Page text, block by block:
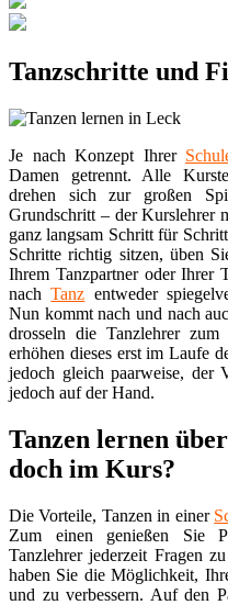
Tanzschritte und
Je nach Konzept Ihrer
Damen getrennt. Alle
drehen sich zur großen
Grundschritt – der Kurslehrer
ganz langsam Schritt für
Schritte richtig sitzen, üben
Ihrem Tanzpartner oder Ihrer
nachTanz entweder
Nun kommt nach und nach
drosseln die Tanzlehrer
erhöhen dieses erst im Laufe
jedoch gleich paarweise, der
jedoch auf der Hand.
Tanzen lernen
doch im Kurs?
Die Vorteile, Tanzen in einer
Zum einen genießen Sie
Tanzlehrer jederzeit Fragen
haben Sie die Möglichkeit,
und zu verbessern. Auf den